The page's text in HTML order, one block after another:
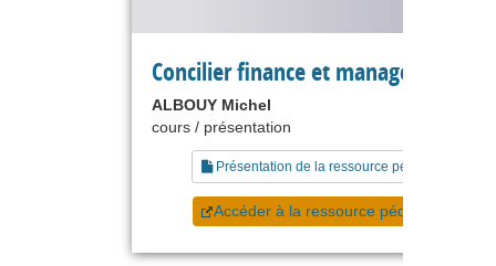
Concilier finance et management
ALBOUY Michel
cours / présentation
Présentation de la ressource pédagogique
Accéder à la ressource pédagogique